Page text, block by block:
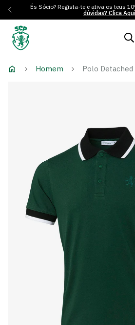
És Sócio? Regista-te e ativa os teus
dúvidas? Clica Aqui
Homem Polo Detached